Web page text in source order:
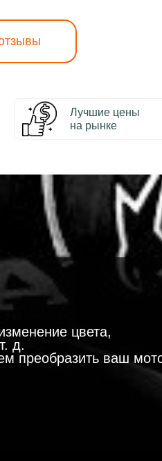
Лучшие цены
на рынке
цвета,
д.
преобразить ваш